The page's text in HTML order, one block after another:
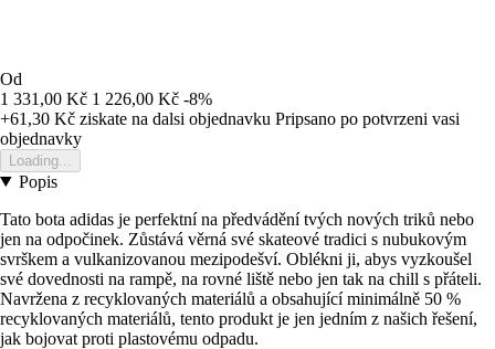
Od
1 331,00 Kč 1 226,00 Kč -8%
+61,30 Kč ziskate na dalsi objednavku Pripsano po potvrzeni vasi
objednavky
Loading...
Popis
Tato bota adidas je perfektní na předvádění tvých nových triků nebo
jen na odpočinek. Zůstává věrná své skateové tradici s nubukovým
svrškem a vulkanizovanou mezipodešví. Oblékni ji, abys vyzkoušel
své dovednosti na rampě, na rovné liště nebo jen tak na chill s přáteli.
Navržena z recyklovaných materiálů a obsahující minimálně 50 %
recyklovaných materiálů, tento produkt je jen jedním z našich řešení,
jak bojovat proti plastovému odpadu.